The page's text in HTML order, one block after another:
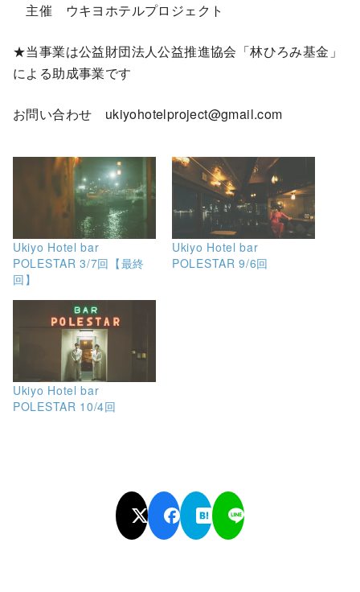
主催 ウキヨホテルプロジェクト
★当事業は公益財団法人公益推進協会「林ひろみ基金」
による助成事業です
お問い合わせ ukiyohotelproject@gmail.com
Ukiyo Hotel bar
POLESTAR 3/7回【最終
回】
Ukiyo Hotel bar
POLESTAR 9/6回
Ukiyo Hotel bar
POLESTAR 10/4回